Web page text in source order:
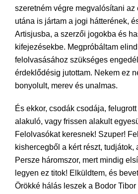
szeretném végre megvalósítani az
utána is jártam a jogi hátterének,
Artisjusba, a szerzői jogokba és
kifejezésekbe. Megpróbáltam
felolvasásához szükséges
érdeklődésig jutottam. Nekem ez
bonyolult, merev és unalmas.
És ekkor, csodák csodája,
alakuló, vagy frissen alakult
Felolvasókat keresnek! Szuper!
kishercegből a kért részt, tudjátok,
Persze háromszor, mert mindig
legyen ez titok! Elküldtem, és
Örökké hálás leszek a Bodor